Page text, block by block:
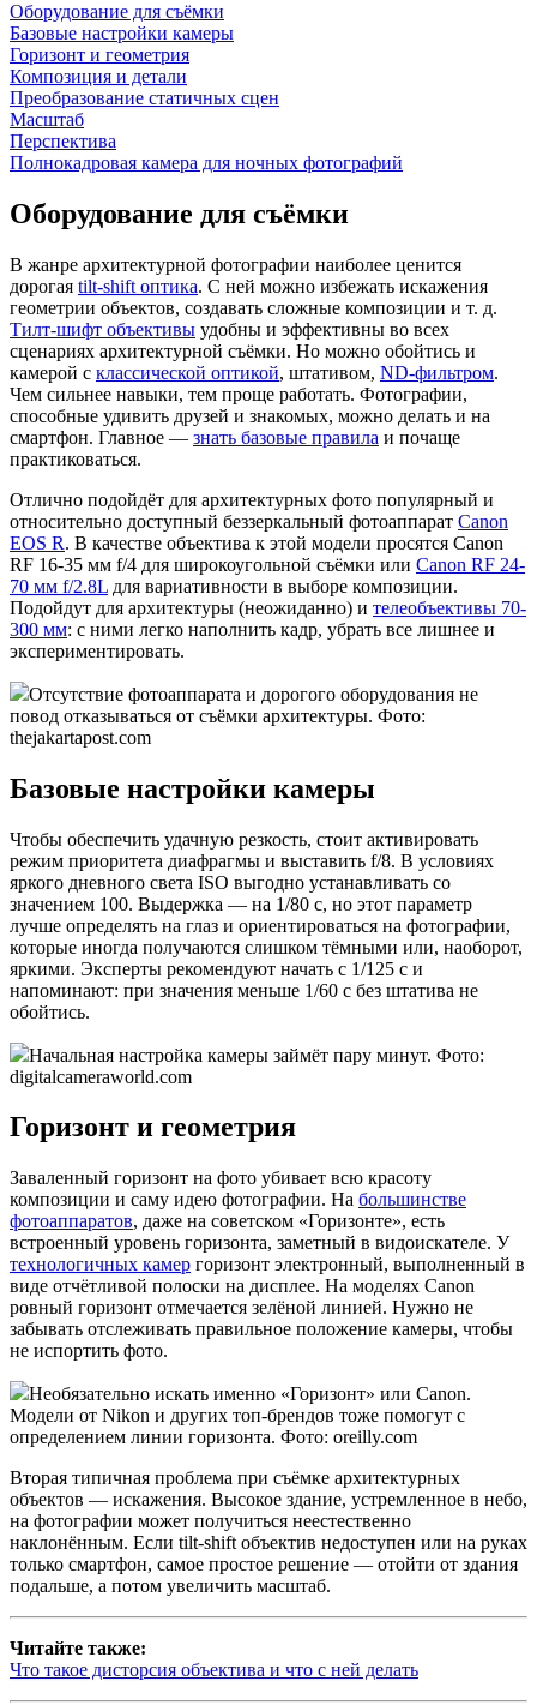
Оборудование для съёмки
Базовые настройки камеры
Горизонт и геометрия
Композиция и детали
Преобразование статичных сцен
Масштаб
Перспектива
Полнокадровая камера для ночных фотографий
Оборудование для съёмки
В жанре архитектурной фотографии наиболее ценится
дорогая tilt-shift оптика. С ней можно избежать искажения
геометрии объектов, создавать сложные композиции и т. д.
Тилт-шифт объективы удобны и эффективны во всех
сценариях архитектурной съёмки. Но можно обойтись и
камерой с классической оптикой, штативом, ND-фильтром.
Чем сильнее навыки, тем проще работать. Фотографии,
способные удивить друзей и знакомых, можно делать и на
смартфон. Главное — знать базовые правила и почаще
практиковаться.
Отлично подойдёт для архитектурных фото популярный и
относительно доступный беззеркальный фотоаппарат Canon
EOS R. В качестве объектива к этой модели просятся Canon
RF 16-35 мм f/4 для широкоугольной съёмки или Canon RF 24-
70 мм f/2.8L для вариативности в выборе композиции.
Подойдут для архитектуры (неожиданно) и телеобъективы 70-
300 мм: с ними легко наполнить кадр, убрать все лишнее и
экспериментировать.
Отсутствие фотоаппарата и дорогого оборудования не
повод отказываться от съёмки архитектуры. Фото:
thejakartapost.com
Базовые настройки камеры
Чтобы обеспечить удачную резкость, стоит активировать
режим приоритета диафрагмы и выставить f/8. В условиях
яркого дневного света ISO выгодно устанавливать со
значением 100. Выдержка — на 1/80 с, но этот параметр
лучше определять на глаз и ориентироваться на фотографии,
которые иногда получаются слишком тёмными или, наоборот,
яркими. Эксперты рекомендуют начать с 1/125 c и
напоминают: при значения меньше 1/60 с без штатива не
обойтись.
Начальная настройка камеры займёт пару минут. Фото:
digitalcameraworld.com
Горизонт и геометрия
Заваленный горизонт на фото убивает всю красоту
композиции и саму идею фотографии. На большинстве
фотоаппаратов, даже на советском «Горизонте», есть
встроенный уровень горизонта, заметный в видоискателе. У
технологичных камер горизонт электронный, выполненный в
виде отчётливой полоски на дисплее. На моделях Canon
ровный горизонт отмечается зелёной линией. Нужно не
забывать отслеживать правильное положение камеры, чтобы
не испортить фото.
Необязательно искать именно «Горизонт» или Canon.
Модели от Nikon и других топ-брендов тоже помогут с
определением линии горизонта. Фото: oreilly.com
Вторая типичная проблема при съёмке архитектурных
объектов — искажения. Высокое здание, устремленное в небо,
на фотографии может получиться неестественно
наклонённым. Если tilt-shift объектив недоступен или на руках
только смартфон, самое простое решение — отойти от здания
подальше, а потом увеличить масштаб.
Читайте также:
Что такое дисторсия объектива и что с ней делать